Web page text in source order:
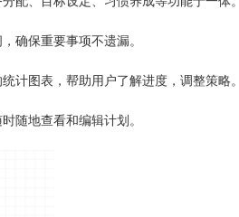
确保重要事项不遗漏。
计图表，帮助用户了解进度，调整策略。
随地查看和编辑计划。